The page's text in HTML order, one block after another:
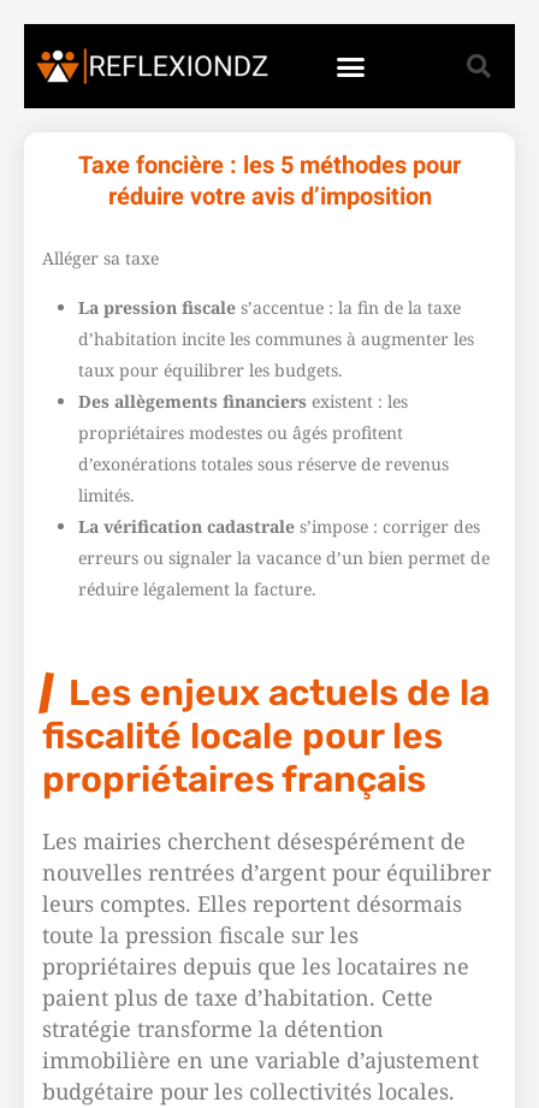
Taxe foncière : les 5 méthodes pour
réduire votre avis d’imposition
Alléger sa taxe
La pression fiscale s’accentue : la fin de la taxe
d’habitation incite les communes à augmenter les
taux pour équilibrer les budgets.
Des allègements financiers existent : les
propriétaires modestes ou âgés profitent
d’exonérations totales sous réserve de revenus
limités.
La vérification cadastrale s’impose : corriger des
erreurs ou signaler la vacance d’un bien permet de
réduire légalement la facture.
Les enjeux actuels de la
fiscalité locale pour les
propriétaires français
Les mairies cherchent désespérément de
nouvelles rentrées d’argent pour équilibrer
leurs comptes. Elles reportent désormais
toute la pression fiscale sur les
propriétaires depuis que les locataires ne
paient plus de taxe d’habitation. Cette
stratégie transforme la détention
immobilière en une variable d’ajustement
budgétaire pour les collectivités locales.